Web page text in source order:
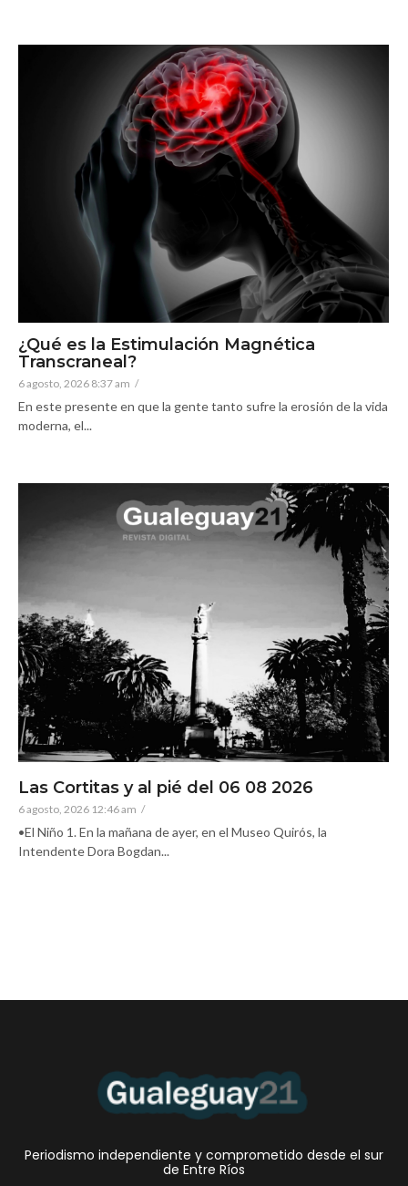
¿Qué es la Estimulación Magnética
Transcraneal?
6 agosto, 2026 8:37 am /
En este presente en que la gente tanto sufre la erosión de la vida
moderna, el...
Las Cortitas y al pié del 06 08 2026
6 agosto, 2026 12:46 am /
•El Niño 1. En la mañana de ayer, en el Museo Quirós, la
Intendente Dora Bogdan...
Periodismo independiente y comprometido desde el sur
de Entre Ríos